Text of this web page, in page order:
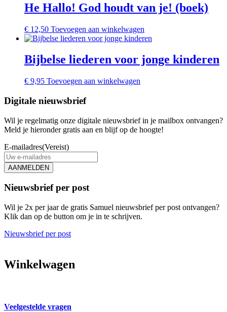
He Hallo! God houdt van je! (boek)
€ 12,50 Toevoegen aan winkelwagen
Bijbelse liederen voor jonge kinderen
€ 9,95 Toevoegen aan winkelwagen
Digitale nieuwsbrief
Wil je regelmatig onze digitale nieuwsbrief in je mailbox ontvangen?
Meld je hieronder gratis aan en blijf op de hoogte!
E-mailadres(Vereist)
AANMELDEN
Nieuwsbrief per post
Wil je 2x per jaar de gratis Samuel nieuwsbrief per post ontvangen?
Klik dan op de button om je in te schrijven.
Nieuwsbrief per post
Winkelwagen
Veelgestelde vragen